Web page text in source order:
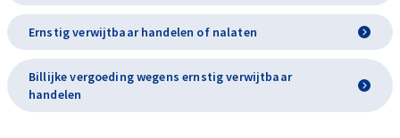
Ernstig verwijtbaar handelen of nalaten
Billijke vergoeding wegens ernstig verwijtbaar
handelen